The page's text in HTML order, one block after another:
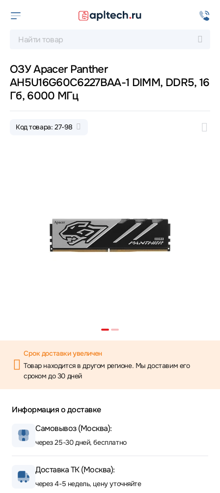
ОЗУ Apacer Panther
AH5U16G60C6227BAA-1 DIMM, DDR5, 16
Гб, 6000 МГц
Код товара: 27-98
Срок доставки увеличен
Товар находится в другом регионе. Мы доставим его
сроком до 30 дней
Информация о доставке
Самовывоз (Москва):
через 25-30 дней, бесплатно
Доставка ТК (Москва):
через 4-5 недель, цену уточняйте